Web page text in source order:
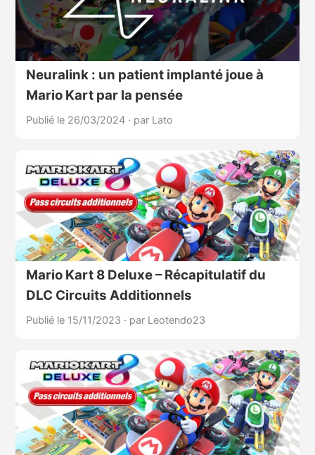
Neuralink : un patient implanté joue à
Mario Kart par la pensée
Publié le 26/03/2024 · par Lato
Mario Kart 8 Deluxe – Récapitulatif du
DLC Circuits Additionnels
Publié le 15/11/2023 · par Leotendo23